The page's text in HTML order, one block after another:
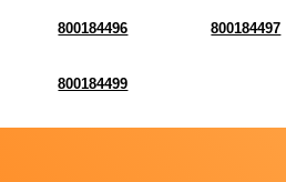
800184496 800184497
800184499